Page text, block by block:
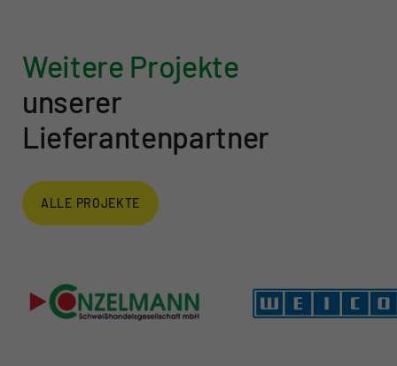
Weitere Projekte
unserer
Lieferantenpartner
ALLE PROJEKTE